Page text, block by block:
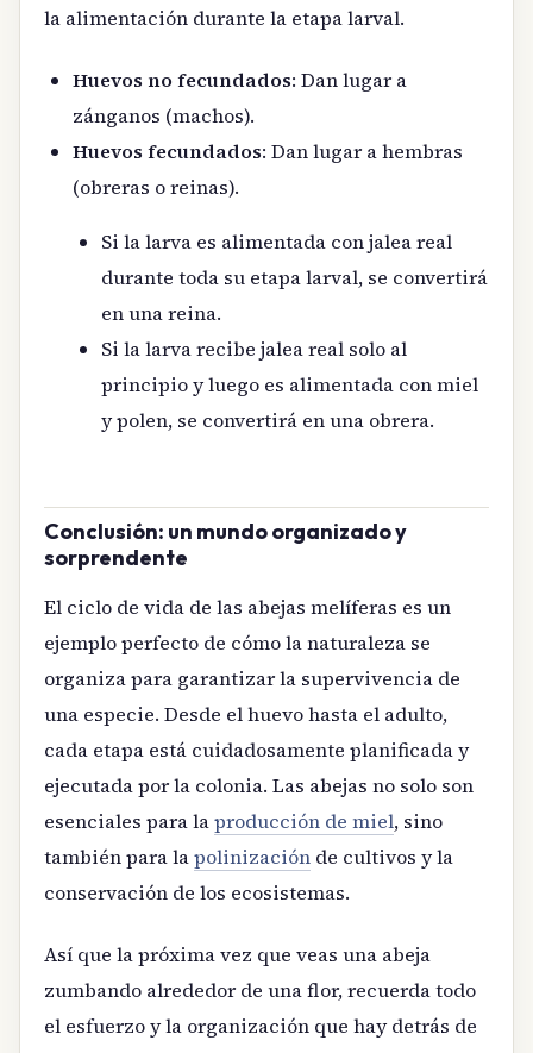
la alimentación durante la etapa larval.
Huevos no fecundados: Dan lugar a
zánganos (machos).
Huevos fecundados: Dan lugar a hembras
(obreras o reinas).
Si la larva es alimentada con jalea real
durante toda su etapa larval, se convertirá
en una reina.
Si la larva recibe jalea real solo al
principio y luego es alimentada con miel
y polen, se convertirá en una obrera.
Conclusión: un mundo organizado y
sorprendente
El ciclo de vida de las abejas melíferas es un
ejemplo perfecto de cómo la naturaleza se
organiza para garantizar la supervivencia de
una especie. Desde el huevo hasta el adulto,
cada etapa está cuidadosamente planificada y
ejecutada por la colonia. Las abejas no solo son
esenciales para laproducción de miel, sino
también para lapolinización de cultivos y la
conservación de los ecosistemas.
Así que la próxima vez que veas una abeja
zumbando alrededor de una flor, recuerda todo
el esfuerzo y la organización que hay detrás de